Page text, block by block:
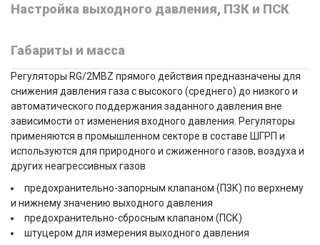
Настройка выходного давления, ПЗК и ПСК
Габариты и масса
Регуляторы RG/2MBZ прямого действия предназначены для
снижения давления газа с высокого (среднего) до низкого и
автоматического поддержания заданного давления вне
зависимости от изменения входного давления. Регуляторы
применяются в промышленном секторе в составе ШГРП и
используются для природного и сжиженного газов, воздуха и
других неагрессивных газов
предохранительно-запорным клапаном (ПЗК) по верхнему
и нижнему значению выходного давления
предохранительно-сбросным клапаном (ПСК)
штуцером для измерения выходного давления